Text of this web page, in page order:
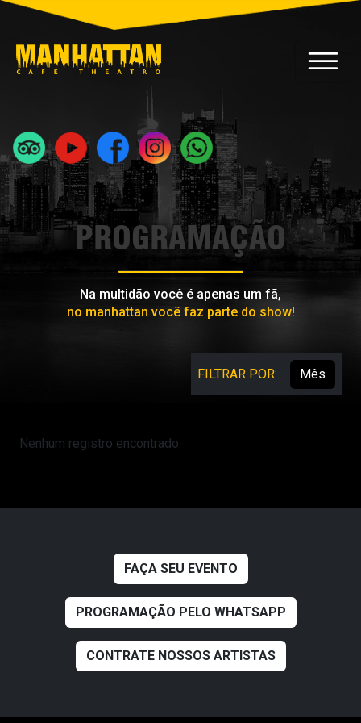
PROGRAMAÇÃO
Na multidão você é apenas um fã,
no manhattan você faz parte do show!
FILTRAR POR:
Nenhum registro encontrado.
FAÇA SEU EVENTO
PROGRAMAÇÃO PELO WHATSAPP
CONTRATE NOSSOS ARTISTAS